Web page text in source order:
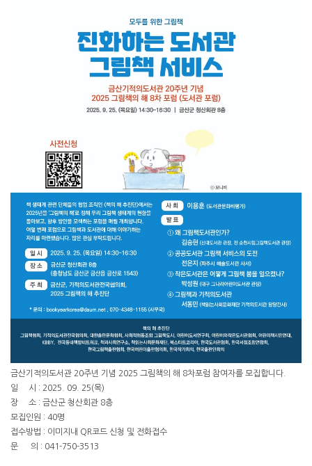
금산기적의도서관 20주년 기념 2025 그림책의 해 8차포럼 참여자를 모집합니다.
일 시 : 2025. 09. 25(목)
장 소 : 금산군 청산회관 8층
모집인원 : 40명
접수방법 : 이미지내 QR코드 신청 및 전화접수
문 의 : 041-750-3513